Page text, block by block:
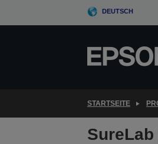
DEUTSCH
STARTSEITE